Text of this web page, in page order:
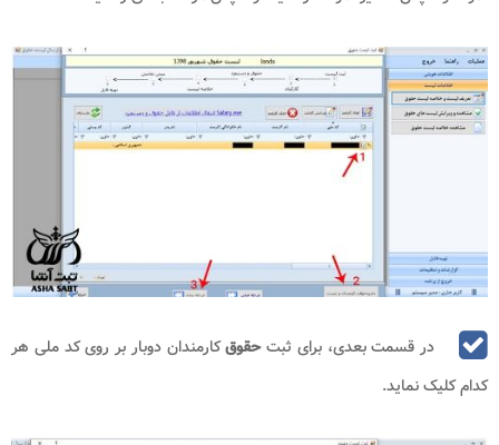
در قسمت بعدی، برای ثبتحقوقکارمندان دوبار بر روی کد ملی هر
کدام کلیک نماید.